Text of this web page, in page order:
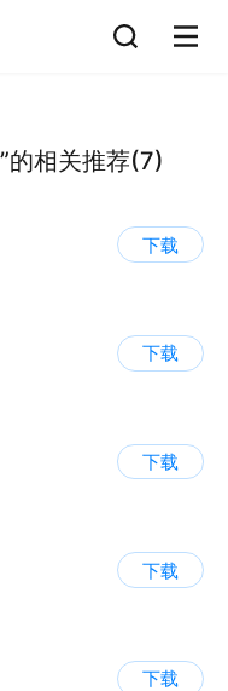
的相关推荐(7)
下载
下载
下载
下载
下载